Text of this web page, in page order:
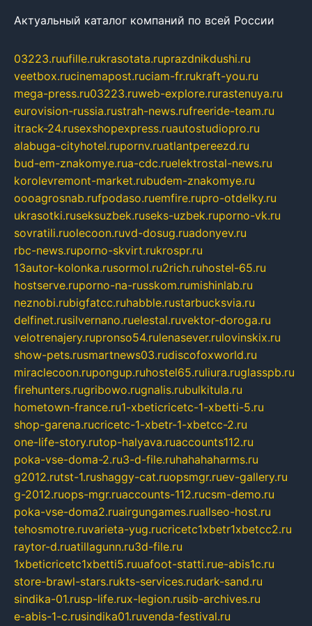
Актуальный каталог компаний по всей России
03223.ruufille.rukrasotata.ruprazdnikdushi.ru
veetbox.rucinemapost.ruciam-fr.rukraft-you.ru
mega-press.ru03223.ruweb-explore.rurastenuya.ru
eurovision-russia.rustrah-news.rufreeride-team.ru
itrack-24.rusexshopexpress.ruautostudiopro.ru
alabuga-cityhotel.rupornv.ruatlantpereezd.ru
bud-em-znakomye.rua-cdc.ruelektrostal-news.ru
korolevremont-market.rubudem-znakomye.ru
oooagrosnab.rufpodaso.ruemfire.rupro-otdelky.ru
ukrasotki.ruseksuzbek.ruseks-uzbek.ruporno-vk.ru
sovratili.ruolecoon.ruvd-dosug.ruadonyev.ru
rbc-news.ruporno-skvirt.rukrospr.ru
13autor-kolonka.rusormol.ru2rich.ruhostel-65.ru
hostserve.ruporno-na-russkom.rumishinlab.ru
neznobi.rubigfatcc.ruhabble.rustarbucksvia.ru
delfinet.rusilvernano.ruelestal.ruvektor-doroga.ru
velotrenajery.rupronso54.rulenasever.rulovinskix.ru
show-pets.rusmartnews03.rudiscofoxworld.ru
miraclecoon.rupongup.ruhostel65.ruliura.ruglasspb.ru
firehunters.rugribowo.rugnalis.rubulkitula.ru
hometown-france.ru1-xbeticricetc-1-xbetti-5.ru
shop-garena.rucricetc-1-xbetr-1-xbetcc-2.ru
one-life-story.rutop-halyava.ruaccounts112.ru
poka-vse-doma-2.ru3-d-file.ruhahahaharms.ru
g2012.rutst-1.rushaggy-cat.ruopsmgr.ruev-gallery.ru
g-2012.ruops-mgr.ruaccounts-112.rucsm-demo.ru
poka-vse-doma2.ruairgungames.ruallseo-host.ru
tehosmotre.ruvarieta-yug.rucricetc1xbetr1xbetcc2.ru
raytor-d.ruatillagunn.ru3d-file.ru
1xbeticricetc1xbetti5.ruuafoot-statti.rue-abis1c.ru
store-brawl-stars.rukts-services.rudark-sand.ru
sindika-01.rusp-life.rux-legion.rusib-archives.ru
e-abis-1-c.rusindika01.ruvenda-festival.ru